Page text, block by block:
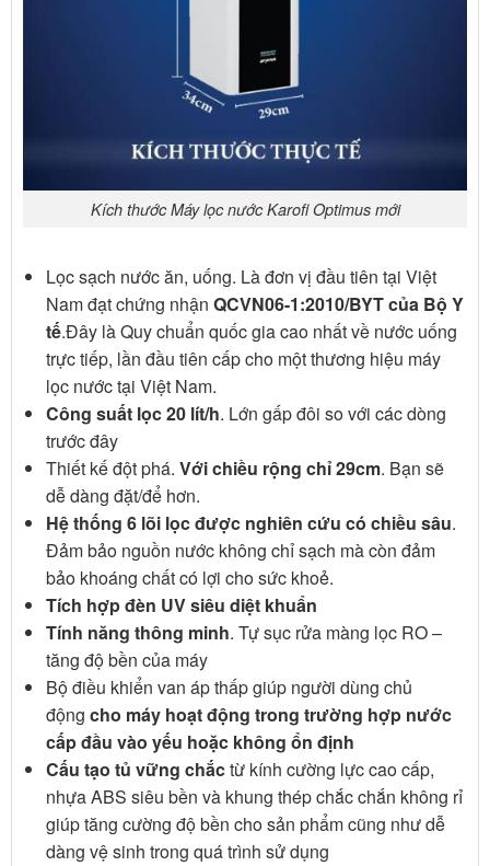
Kích thước Máy lọc nước Karofi Optimus mới
Lọc sạch nước ăn, uống. Là đơn vị đầu tiên tại Việt
Nam đạt chứng nhận QCVN06-1:2010/BYT của Bộ Y
tế.Đây là Quy chuẩn quốc gia cao nhất về nước uống
trực tiếp, lần đầu tiên cấp cho một thương hiệu máy
lọc nước tại Việt Nam.
Công suất lọc 20 lít/h. Lớn gấp đôi so với các dòng
trước đây
Thiết kế đột phá. Với chiều rộng chỉ 29cm. Bạn sẽ
dễ dàng đặt/để hơn.
Hệ thống 6 lõi lọc được nghiên cứu có chiều sâu.
Đảm bảo nguồn nước không chỉ sạch mà còn đảm
bảo khoáng chất có lợi cho sức khoẻ.
Tích hợp đèn UV siêu diệt khuẩn
Tính năng thông minh. Tự sục rửa màng lọc RO –
tăng độ bền của máy
Bộ điều khiển van áp thấp giúp người dùng chủ
động cho máy hoạt động trong trường hợp nước
cấp đầu vào yếu hoặc không ổn định
Cấu tạo tủ vững chắctừ kính cường lực cao cấp,
nhựa ABS siêu bền và khung thép chắc chắn không rỉ
giúp tăng cường độ bền cho sản phẩm cũng như dễ
dàng vệ sinh trong quá trình sử dụng